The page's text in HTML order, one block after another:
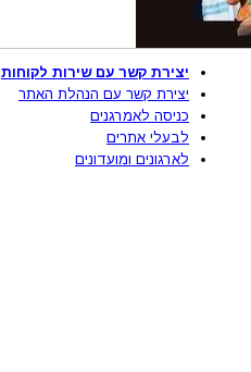
יצירת קשר עם שירות לקוחות
יצירת קשר עם הנהלת האתר
כניסה לאמרגנים
לבעלי אתרים
לארגונים ומועדונים